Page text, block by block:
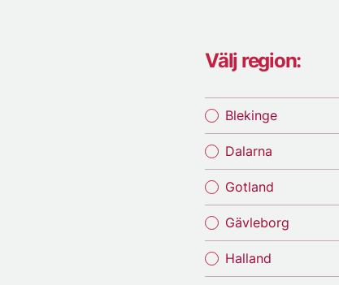
Välj region:
Blekinge
Dalarna
Gotland
Gävleborg
Halland